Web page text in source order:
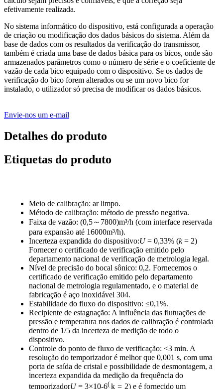
efetivamente realizada.
No sistema informático do dispositivo, está configurada a operação
de criação ou modificação dos dados básicos do sistema. Além da
base de dados com os resultados da verificação do transmissor,
também é criada uma base de dados básica para os bicos, onde são
armazenados parâmetros como o número de série e o coeficiente de
vazão de cada bico equipado com o dispositivo. Se os dados de
verificação do bico forem alterados ou se um novo bico for
instalado, o utilizador só precisa de modificar os dados básicos.
Envie-nos um e-mail
Detalhes do produto
Etiquetas do produto
Meio de calibração: ar limpo.
Método de calibração: método de pressão negativa.
Faixa de vazão: (0,5～7800)m³/h (com interface reservada
para expansão até 16000m³/h).
Incerteza expandida do dispositivo:U= 0,33% (k= 2)
Fornecer o certificado de verificação emitido pelo
departamento nacional de verificação de metrologia legal.
Nível de precisão do bocal sônico: 0,2. Fornecemos o
certificado de verificação emitido pelo departamento
nacional de metrologia regulamentado, e o material de
fabricação é aço inoxidável 304.
Estabilidade do fluxo do dispositivo: ≤0,1%.
Recipiente de estagnação: A influência das flutuações de
pressão e temperatura nos dados de calibração é controlada
dentro de 1/5 da incerteza de medição de todo o
dispositivo.
Controle do ponto de fluxo de verificação: <3 min. A
resolução do temporizador é melhor que 0,001 s, com uma
porta de saída de cristal e possibilidade de desmontagem, a
incerteza expandida da medição da frequência do
temporizadorU= 3×10-6( k = 2) e é fornecido um